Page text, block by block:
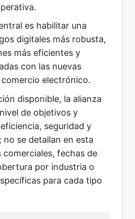
es habilitar una
digitales más robusta,
más eficientes y
con las nuevas
electrónico.
disponible, la alianza
de objetivos y
seguridad y
no se detallan en esta
fechas de
por industria o
para cada tipo